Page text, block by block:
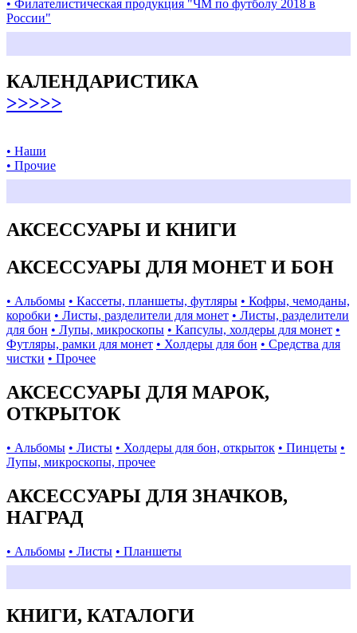
• Филателистическая продукция "ЧМ по футболу 2018 в
России"
КАЛЕНДАРИСТИКА
>>>>>
• Наши
• Прочие
АКСЕССУАРЫ И КНИГИ
АКСЕССУАРЫ ДЛЯ МОНЕТ И БОН
• Альбомы • Кассеты, планшеты, футляры • Кофры, чемоданы,
коробки • Листы, разделители для монет • Листы, разделители
для бон • Лупы, микроскопы • Капсулы, холдеры для монет •
Футляры, рамки для монет • Холдеры для бон • Средства для
чистки • Прочее
АКСЕССУАРЫ ДЛЯ МАРОК,
ОТКРЫТОК
• Альбомы • Листы • Холдеры для бон, открыток • Пинцеты •
Лупы, микроскопы, прочее
АКСЕССУАРЫ ДЛЯ ЗНАЧКОВ,
НАГРАД
• Альбомы • Листы • Планшеты
КНИГИ, КАТАЛОГИ